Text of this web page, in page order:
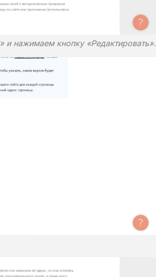
и нажимаем кнопку «Редактировать».